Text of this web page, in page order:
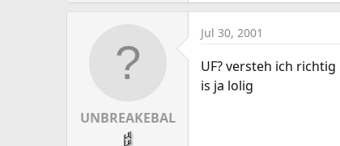
UNBREAKEBAL
Jul 30, 2001
UF? versteh ich
is ja lolig